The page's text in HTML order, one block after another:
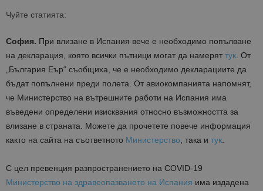
Чуйте статията:
София. При влизане в Испания вече е необходимо попълване
на декларация, която всички пътници могат да намерят тук. От
„България Еър“ съобщиха, че е необходимо декларациите да
бъдат попълнени преди полета. От авиокомпанията напомнят,
че Министерство на вътрешните работи на Испания има
въведени определени изисквания относно възможността за
влизане в страната. Можете да прочетете повече информация
както на сайта на съответното Министерство, така и тук.
С цел превенция разпространението на COVID-19
Министерство на здравеопазването на Испания има издадена